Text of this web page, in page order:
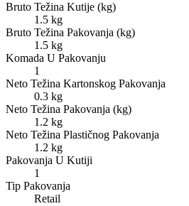
Bruto Težina Kutije (kg)
1.5 kg
Bruto Težina Pakovanja (kg)
1.5 kg
Komada U Pakovanju
1
Neto Težina Kartonskog Pakovanja
0.3 kg
Neto Težina Pakovanja (kg)
1.2 kg
Neto Težina Plastičnog Pakovanja
1.2 kg
Pakovanja U Kutiji
1
Tip Pakovanja
Retail